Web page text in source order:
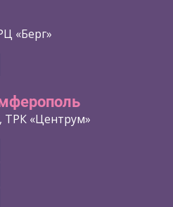
«Берг»
ТРК «Центрум»